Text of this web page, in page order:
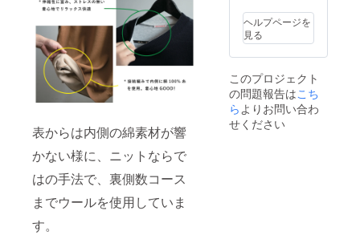
表からは内側の綿素材が響
かない様に、ニットならで
はの手法で、裏側数コース
までウールを使用していま
す。
ヘルプページを
見る
このプロジェクト
の問題報告はこち
ら よりお問い合わ
せください